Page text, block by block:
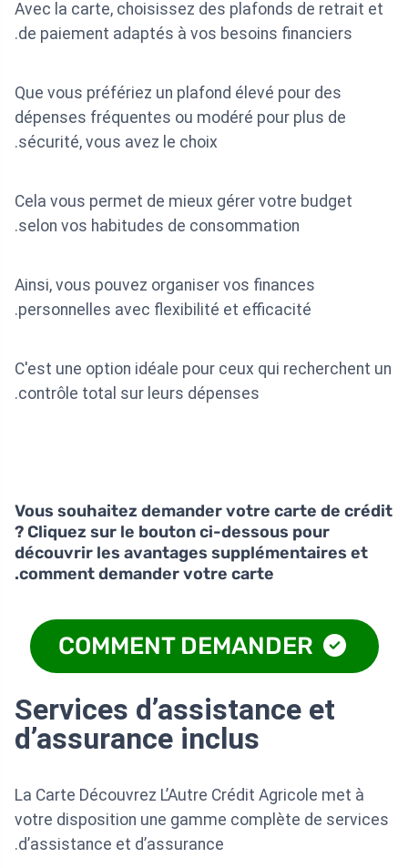
Avec la carte, choisissez des plafonds de retrait et
de paiement adaptés à vos besoins financiers.
Que vous préfériez un plafond élevé pour des
dépenses fréquentes ou modéré pour plus de
sécurité, vous avez le choix.
Cela vous permet de mieux gérer votre budget
selon vos habitudes de consommation.
Ainsi, vous pouvez organiser vos finances
personnelles avec flexibilité et efficacité.
C'est une option idéale pour ceux qui recherchent un
contrôle total sur leurs dépenses.
Vous souhaitez demander votre carte de crédit
? Cliquez sur le bouton ci-dessous pour
découvrir les avantages supplémentaires et
comment demander votre carte.
Services d’assistance et
d’assurance inclus
La Carte Découvrez L’Autre Crédit Agricole met à
votre disposition une gamme complète de services
d’assistance et d’assurance.